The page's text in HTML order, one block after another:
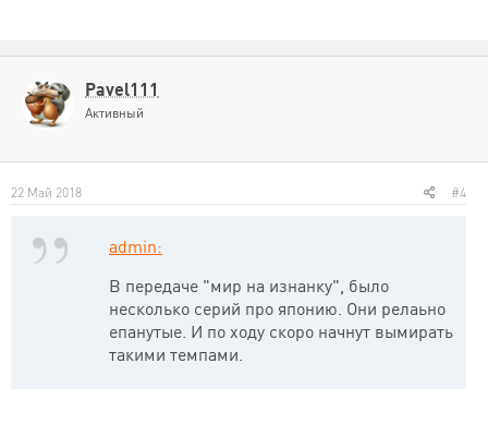
Pavel111
Активный
22 Май 2018 #4
admin:
В передаче "мир на изнанку", было
несколько серий про японию. Они релаьно
епанутые. И по ходу скоро начнут вымирать
такими темпами.